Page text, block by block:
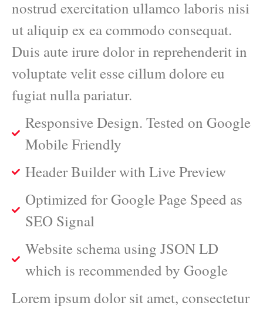
nostrud exercitation ullamco laboris nisi
ut aliquip ex ea commodo consequat.
Duis aute irure dolor in reprehenderit in
voluptate velit esse cillum dolore eu
fugiat nulla pariatur.
Responsive Design. Tested on Google
Mobile Friendly
Header Builder with Live Preview
Optimized for Google Page Speed as
SEO Signal
Website schema using JSON LD
which is recommended by Google
Lorem ipsum dolor sit amet, consectetur